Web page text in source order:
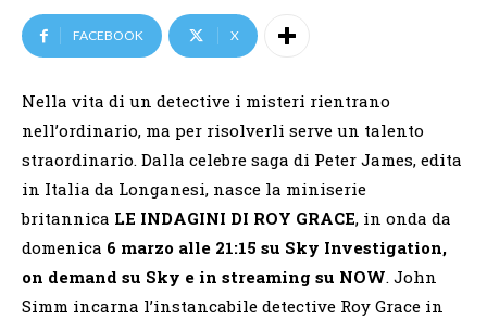
FACEBOOK X
Nella vita di un detective i misteri rientrano
nell’ordinario, ma per risolverli serve un talento
straordinario. Dalla celebre saga di Peter James, edita
in Italia da Longanesi, nasce la miniserie
britannica LE INDAGINI DI ROY GRACE, in onda da
domenica 6 marzo alle 21:15 su Sky Investigation,
on demand su Sky e in streaming su NOW. John
Simm incarna l’instancabile detective Roy Grace in